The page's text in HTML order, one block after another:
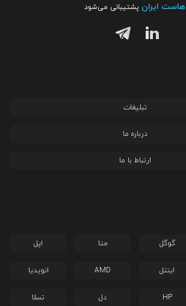
هاست ایران پشتیبانی می‌شود
تبلیغات
درباره ما
ارتباط با ما
گوگل متا اپل
اینتل AMD انویدیا
HP دل تسلا